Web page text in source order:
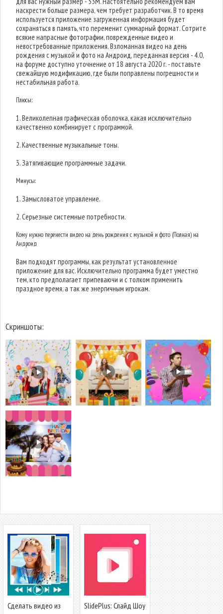
наскрести больше размера, чем требует разработчик. В то время
используется приложение загруженная информация будет
сохраняться в память, что переменит суммарный формат. Сотрите
всякие напрасные фотографии, поврежденные видео и
невостребованные приложения. Взломанная видео на день
рождения с музыкой и фото на Андроид, переданная версия - 4.0,
на форуме доступно уточнение от 18 августа 2020 г. - поставьте
свежайшую модификацию, где были поправлены погрешности и
нестабильная работа.
Плюсы:
1. Великолепная графическая оболочка, какая исключительно
качественно комбинирует с программой.
2. Качественные музыкальные тоны.
3. Затягивающие программные задачи.
Минусы:
1. Замысловатое управление.
2. Серьезные системные потребности.
Кому нужно перенести видео на день рождения с музыкой и фото (Полная) на
Андроид
Вам подходят программы, как результат установленное
приложение для вас. Исключительно программа будет уместно
тем, кто предполагает припеваючи и с толком применить
праздное время, а так же энергичным игрокам.
Скриншоты:
Сделать видео из
SlidePlus: Слайд Шоу